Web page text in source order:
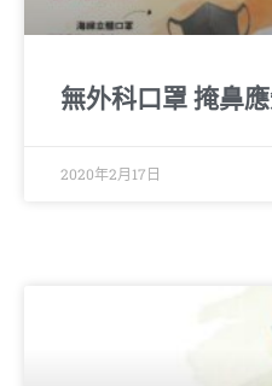
無外科口罩 掩鼻
2020年2月17日